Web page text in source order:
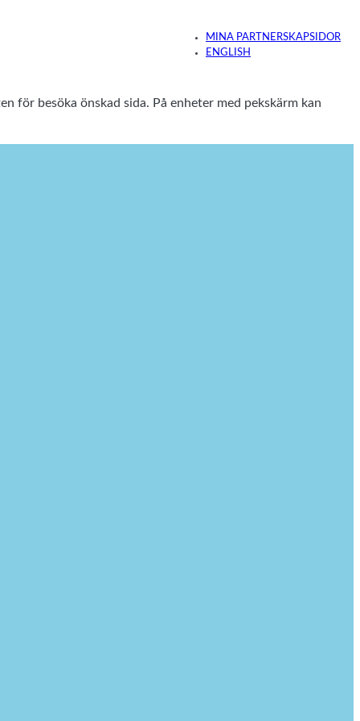
MINA PARTNERSKAPSIDOR
ENGLISH
för besöka önskad sida. På enheter med pekskärm kan